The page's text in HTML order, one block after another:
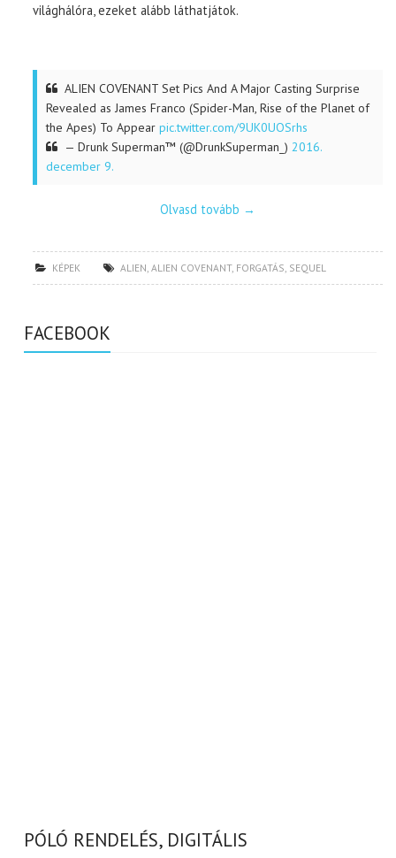
világhálóra, ezeket alább láthatjátok.
ALIEN COVENANT Set Pics And A Major Casting Surprise
Revealed as James Franco (Spider-Man, Rise of the Planet of
the Apes) To Appearpic.twitter.com/9UK0UOSrhs
— Drunk Superman™ (@DrunkSuperman_)2016.
december 9.
Olvasd tovább →
KÉPEK ALIEN ,ALIEN COVENANT, FORGATÁS SEQUEL
FACEBOOK
PÓLÓ RENDELÉS, DIGITÁLIS